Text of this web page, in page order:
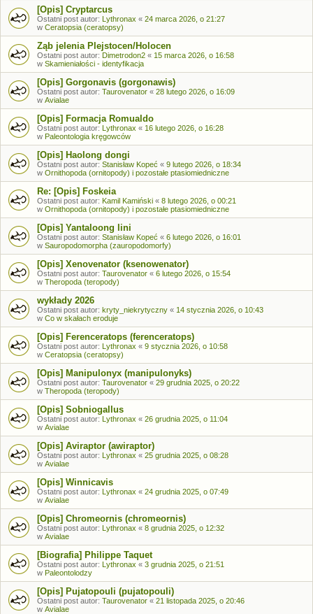
[Opis] Cryptarcus
Ostatni post autor: Lythronax « 24 marca 2026, o 21:27
w Ceratopsia (ceratopsy)
Ząb jelenia Plejstocen/Holocen
Ostatni post autor: Dimetrodon2 « 15 marca 2026, o 16:58
w Skamieniałości - identyfikacja
[Opis] Gorgonavis (gorgonawis)
Ostatni post autor: Taurovenator « 28 lutego 2026, o 16:09
w Avialae
[Opis] Formacja Romualdo
Ostatni post autor: Lythronax « 16 lutego 2026, o 16:28
w Paleontologia kręgowców
[Opis] Haolong dongi
Ostatni post autor: Stanisław Kopeć « 9 lutego 2026, o 18:34
w Ornithopoda (ornitopody) i pozostałe ptasiomiedniczne
Re: [Opis] Foskeia
Ostatni post autor: Kamil Kamiński « 8 lutego 2026, o 00:21
w Ornithopoda (ornitopody) i pozostałe ptasiomiedniczne
[Opis] Yantaloong lini
Ostatni post autor: Stanisław Kopeć « 6 lutego 2026, o 16:01
w Sauropodomorpha (zauropodomorfy)
[Opis] Xenovenator (ksenowenator)
Ostatni post autor: Taurovenator « 6 lutego 2026, o 15:54
w Theropoda (teropody)
wykłady 2026
Ostatni post autor: kryty_niekrytyczny « 14 stycznia 2026, o 10:43
w Co w skałach eroduje
[Opis] Ferenceratops (ferenceratops)
Ostatni post autor: Lythronax « 9 stycznia 2026, o 10:58
w Ceratopsia (ceratopsy)
[Opis] Manipulonyx (manipulonyks)
Ostatni post autor: Taurovenator « 29 grudnia 2025, o 20:22
w Theropoda (teropody)
[Opis] Sobniogallus
Ostatni post autor: Lythronax « 26 grudnia 2025, o 11:04
w Avialae
[Opis] Aviraptor (awiraptor)
Ostatni post autor: Lythronax « 25 grudnia 2025, o 08:28
w Avialae
[Opis] Winnicavis
Ostatni post autor: Lythronax « 24 grudnia 2025, o 07:49
w Avialae
[Opis] Chromeornis (chromeornis)
Ostatni post autor: Lythronax « 8 grudnia 2025, o 12:32
w Avialae
[Biografia] Philippe Taquet
Ostatni post autor: Lythronax « 3 grudnia 2025, o 21:51
w Paleontolodzy
[Opis] Pujatopouli (pujatopouli)
Ostatni post autor: Taurovenator « 21 listopada 2025, o 20:46
w Avialae